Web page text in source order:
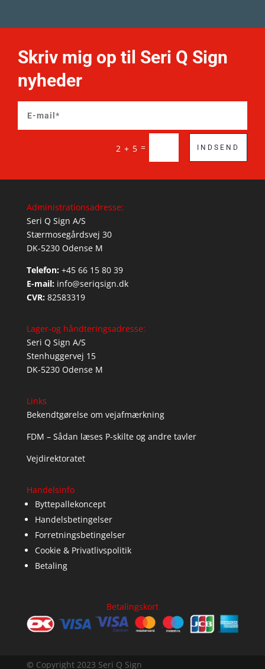
Skriv mig op til Seri Q Sign
nyheder
2 + 5 = INDSEND
Administrationsadresse:
Seri Q Sign A/S
Stærmosegårdsvej 30
DK-5230 Odense M
Telefon: +45 66 15 80 39
E-mail: info@seriqsign.dk
CVR: 82583319
Lager-og håndteringsadresse:
Seri Q Sign A/S
Stenhuggervej 15
DK-5230 Odense M
Links
Bekendtgørelse om vejafmærkning
FDM – Sådan læses P-skilte og andre tavler
Vejdirektoratet
Handelsinfo
Byttepallekoncept
Handelsbetingelser
Forretningsbetingelser
Cookie & Privatlivspolitik
Betaling
Betalingskort
© Copyright 2023 Seri Q Sign